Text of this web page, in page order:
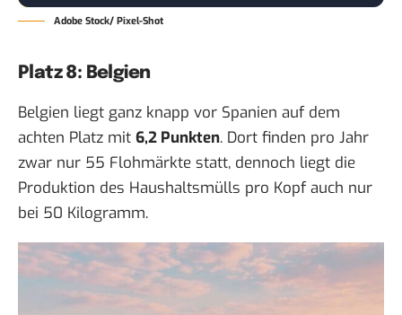
Adobe Stock/ Pixel-Shot
Platz 8: Belgien
Belgien liegt ganz knapp vor Spanien auf dem
achten Platz mit 6,2 Punkten. Dort finden pro Jahr
zwar nur 55 Flohmärkte statt, dennoch liegt die
Produktion des Haushaltsmülls pro Kopf auch nur
bei 50 Kilogramm.